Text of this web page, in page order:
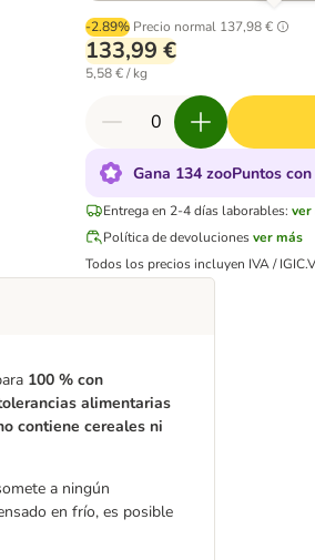
-2.89% Precio normal 137,98 €
133,99 €
5,58 € / kg
Gana 134 zooPuntos
Entrega en 2-4 días laborables: ver
Política de devoluciones ver más
Todos los precios incluyen IVA / IGIC.
100 % con
alimentarias
contiene cereales ni
a ningún
en frío, es posible